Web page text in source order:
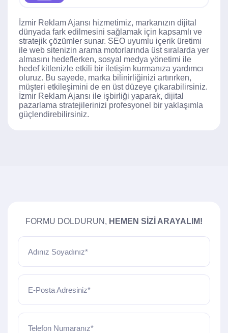
İzmir Reklam Ajansı hizmetimiz, markanızın dijital
dünyada fark edilmesini sağlamak için kapsamlı ve
stratejik çözümler sunar. SEO uyumlu içerik üretimi
ile web sitenizin arama motorlarında üst sıralarda yer
almasını hedeflerken, sosyal medya yönetimi ile
hedef kitlenizle etkili bir iletişim kurmanıza yardımcı
oluruz. Bu sayede, marka bilinirliğinizi artırırken,
müşteri etkileşimini de en üst düzeye çıkarabilirsiniz.
İzmir Reklam Ajansı ile işbirliği yaparak, dijital
pazarlama stratejilerinizi profesyonel bir yaklaşımla
güçlendirebilirsiniz.
FORMU DOLDURUN, HEMEN SIZI ARAYALIM!
Adınız Soyadınız*
E-Posta Adresiniz*
Telefon Numaranız*